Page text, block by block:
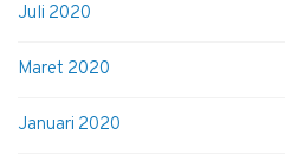
Juli 2020
Maret 2020
Januari 2020